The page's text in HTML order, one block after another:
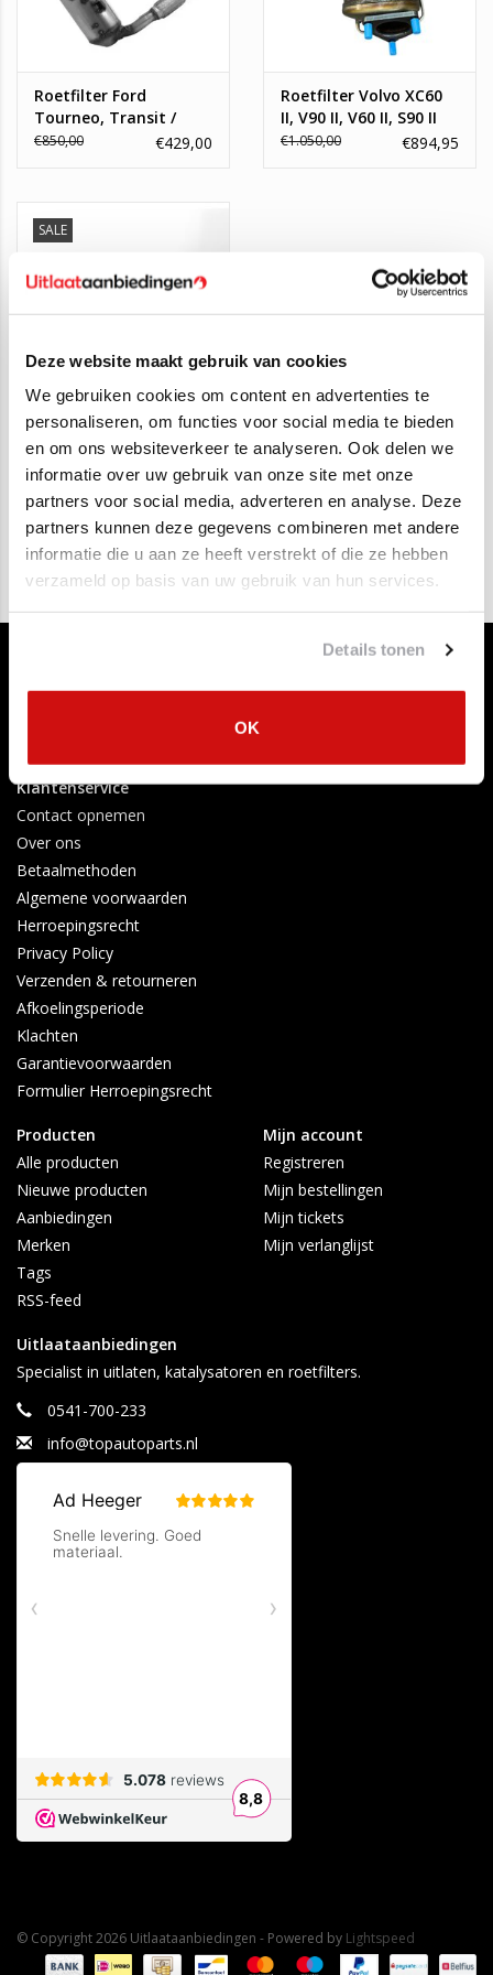
Deze website maakt gebruik van cookies
We gebruiken cookies om content en advertenties te
personaliseren, om functies voor social media te bieden
en om ons websiteverkeer te analyseren. Ook delen we
informatie over uw gebruik van onze site met onze
partners voor social media, adverteren en analyse. Deze
partners kunnen deze gegevens combineren met andere
informatie die u aan ze heeft verstrekt of die ze hebben
verzameld op basis van uw gebruik van hun services.
Details tonen
OK
Roetfilter Ford
Tourneo, Transit /
Volvo S60, S80, V40,
€850,00 €429,00
Roetfilter Volvo XC60
II, V90 II, V60 II, S90 II
€1.050,00 €894,95
SALE
Roetfilter Volvo S60,
S80, S90, V40, V60,
V70,V90, XC60, XC70,
€1.250,00 €779,00
Klantenservice
Contact opnemen
Over ons
Betaalmethoden
Algemene voorwaarden
Herroepingsrecht
Privacy Policy
Verzenden & retourneren
Afkoelingsperiode
Klachten
Garantievoorwaarden
Formulier Herroepingsrecht
Producten
Alle producten
Nieuwe producten
Aanbiedingen
Merken
Tags
RSS-feed
Mijn account
Registreren
Mijn bestellingen
Mijn tickets
Mijn verlanglijst
Uitlaataanbiedingen
Specialist in uitlaten, katalysatoren en roetfilters.
0541-700-233
info@topautoparts.nl
© Copyright 2026 Uitlaataanbiedingen - Powered by Lightspeed